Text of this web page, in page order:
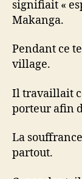
signifiait «
Makanga.
Pendant ce
village.
Il travaillait
porteur afin
La
partout.